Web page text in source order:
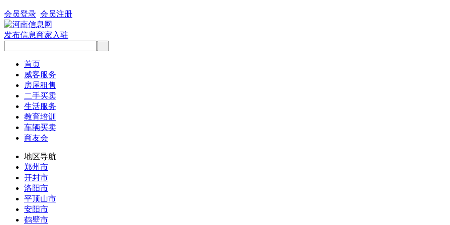
会员登录 会员注册
发布信息商家入驻
首页
威客服务
房屋租售
二手买卖
生活服务
教育培训
车辆买卖
商友会
地区导航
郑州市
开封市
洛阳市
平顶山市
安阳市
鹤壁市